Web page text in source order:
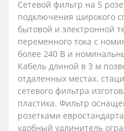
Сетевой фильтр на 5
подключения широкого
бытовой и электронной
переменного тока с
более 240 В и
Кабель длиной в 3 м
отдаленных местах.
сетевого фильтра
пластика. Фильтр
розетками
удобный удлинитель